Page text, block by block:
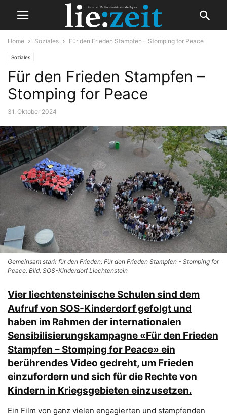
Home Soziales Für den Frieden Stampfen – Stomping for Peace
Soziales
Für den Frieden Stampfen –
Stomping for Peace
31. Oktober 2024
Gemeinsam stark für den Frieden: Für den Frieden Stampfen - Stomping for
Peace. Bild, SOS-Kinderdorf Liechtenstein
Vier liechtensteinische Schulen sind dem
Aufruf von SOS-Kinderdorf gefolgt und
haben im Rahmen der internationalen
Sensibilisierungskampagne «Für den Frieden
Stampfen – Stomping for Peace» ein
berührendes Video gedreht, um Frieden
einzufordern und sich für die Rechte von
Kindern in Kriegsgebieten einzusetzen.
Ein Film von ganz vielen engagierten und stampfenden